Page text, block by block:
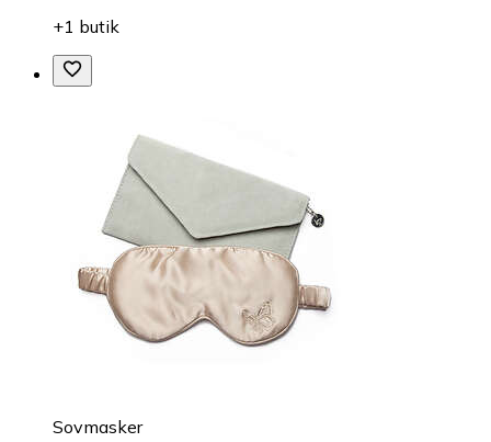
+1 butik
Sovmasker